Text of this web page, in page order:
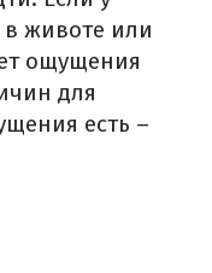
в животе или
ощущения
для
есть –